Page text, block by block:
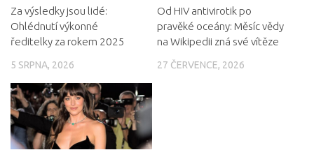
Za výsledky jsou lidé:
Ohlédnutí výkonné
ředitelky za rokem 2025
5 SRPNA, 2026
Od HIV antivirotik po
pravěké oceány: Měsíc vědy
na Wikipedii zná své vítěze
27 ČERVENCE, 2026